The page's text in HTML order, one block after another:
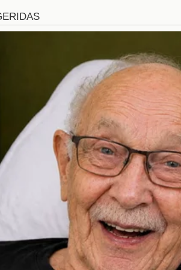
atentos a cada
del streaming.
del
se encuentran varios
conocido por su
nuevos integrantes y TITI, cada
es compleja y está marcada por
al asunto.
populares
el caldo de cultivo para una
busca desestabilizar a TITI